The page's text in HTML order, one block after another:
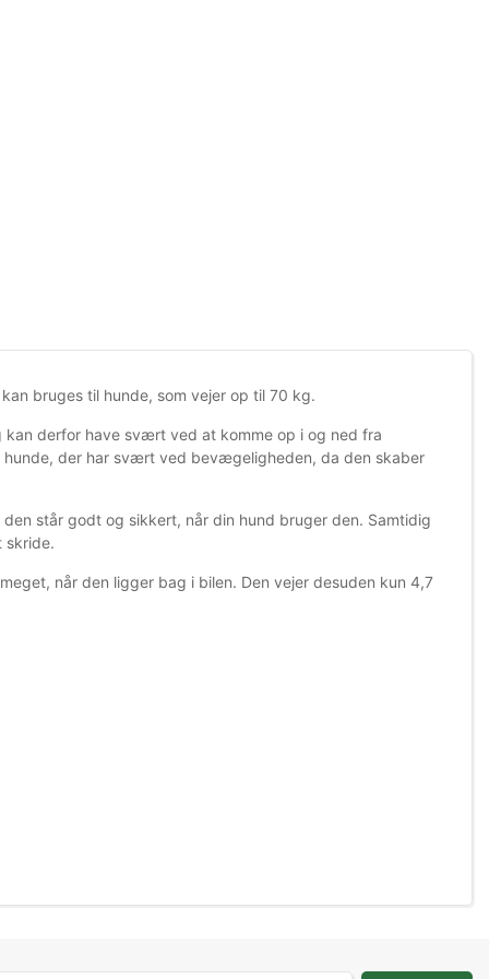
bruges til hunde, som vejer op til 70 kg.
derfor have svært ved at komme op i og ned fra
hunde, der har svært ved bevægeligheden, da den skaber
står godt og sikkert, når din hund bruger den. Samtidig
skride.
når den ligger bag i bilen. Den vejer desuden kun 4,7